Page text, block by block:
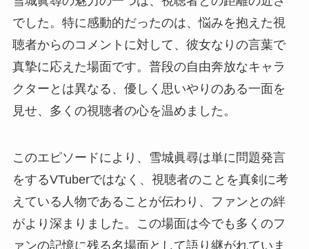
でした。特に感動的だったのは、悩みを抱えた視
聴者からのコメントに対して、彼女なりの言葉で
真摯に応えた場面です。普段の自由奔放なキャラ
クターとは異なる、優しく思いやりのある一面を
見せ、多くの視聴者の心を温めました。
このエピソードにより、雪城眞尋は単に問題発言
をするVTuberではなく、視聴者のことを真剣に考
えている人物であることが伝わり、ファンとの絆
がより深まりました。この場面は今でも多くのフ
ァンの記憶に残る名場面として語り継がれていま